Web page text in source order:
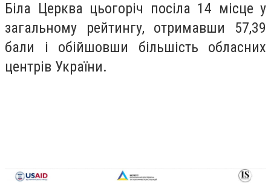
Біла Церква цьогоріч посіла 14 місце у
загальному рейтингу, отримавши 57,39
бали і обійшовши більшість обласних
центрів України.